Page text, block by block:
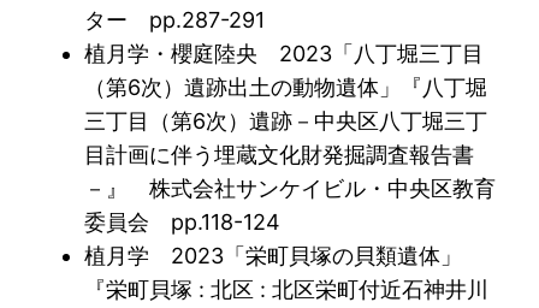
ター pp.287-291
植月学・櫻庭陸央 2023「八丁堀三丁目
（第6次）遺跡出土の動物遺体」『八丁堀
三丁目（第6次）遺跡－中央区八丁堀三丁
目計画に伴う埋蔵文化財発掘調査報告書
－』 株式会社サンケイビル・中央区教育
委員会 pp.118-124
植月学 2023「栄町貝塚の貝類遺体」
『栄町貝塚 : 北区 : 北区栄町付近石神井川